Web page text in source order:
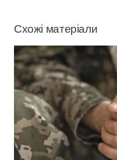
Схожі матеріали